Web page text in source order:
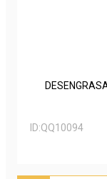
ID:QQ10094